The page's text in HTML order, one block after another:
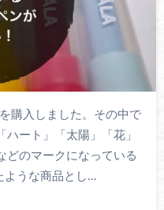
購入しました。その中で
ート」「太陽」「花」
どのマークになっている
ような商品とし…